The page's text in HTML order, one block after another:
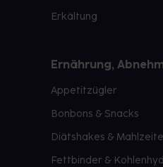
Erkältung
Ernährung,
Appetitzügler
Bonbons & Snacks
Diätshakes &
Fettbinder &